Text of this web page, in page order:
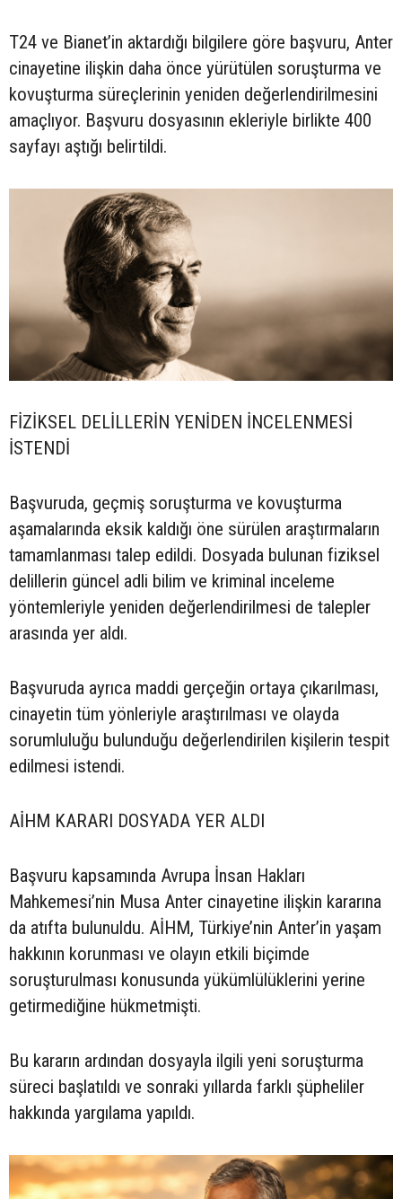
T24 ve Bianet’in aktardığı bilgilere göre başvuru, Anter
cinayetine ilişkin daha önce yürütülen soruşturma ve
kovuşturma süreçlerinin yeniden değerlendirilmesini
amaçlıyor. Başvuru dosyasının ekleriyle birlikte 400
sayfayı aştığı belirtildi.
FİZİKSEL DELİLLERİN YENİDEN İNCELENMESİ
İSTENDİ
Başvuruda, geçmiş soruşturma ve kovuşturma
aşamalarında eksik kaldığı öne sürülen araştırmaların
tamamlanması talep edildi. Dosyada bulunan fiziksel
delillerin güncel adli bilim ve kriminal inceleme
yöntemleriyle yeniden değerlendirilmesi de talepler
arasında yer aldı.
Başvuruda ayrıca maddi gerçeğin ortaya çıkarılması,
cinayetin tüm yönleriyle araştırılması ve olayda
sorumluluğu bulunduğu değerlendirilen kişilerin tespit
edilmesi istendi.
AİHM KARARI DOSYADA YER ALDI
Başvuru kapsamında Avrupa İnsan Hakları
Mahkemesi’nin Musa Anter cinayetine ilişkin kararına
da atıfta bulunuldu. AİHM, Türkiye’nin Anter’in yaşam
hakkının korunması ve olayın etkili biçimde
soruşturulması konusunda yükümlülüklerini yerine
getirmediğine hükmetmişti.
Bu kararın ardından dosyayla ilgili yeni soruşturma
süreci başlatıldı ve sonraki yıllarda farklı şüpheliler
hakkında yargılama yapıldı.